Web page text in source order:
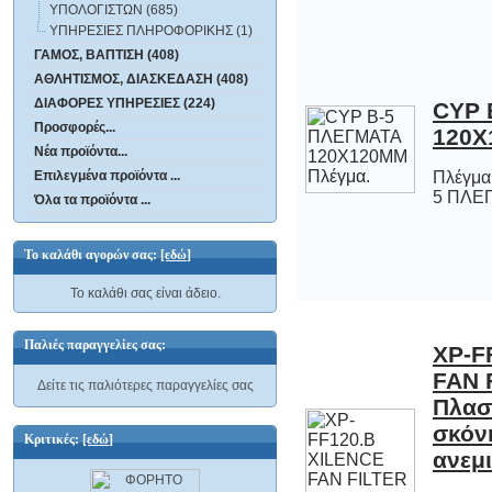
ΥΠΟΛΟΓΙΣΤΩΝ (685)
ΥΠΗΡΕΣΙΕΣ ΠΛΗΡΟΦΟΡΙΚΗΣ (1)
ΓΑΜΟΣ, ΒΑΠΤΙΣΗ (408)
ΑΘΛΗΤΙΣΜΟΣ, ΔΙΑΣΚΕΔΑΣΗ (408)
ΔΙΑΦΟΡΕΣ ΥΠΗΡΕΣΙΕΣ (224)
Προσφορές...
Νέα προϊόντα...
Επιλεγμένα προϊόντα ...
Όλα τα προϊόντα ...
Το καλάθι αγορών σας:[εδώ]
Το καλάθι σας είναι άδειο.
Παλιές παραγγελίες σας:
Δείτε τις παλιότερες παραγγελίες σας
Κριτικές:[εδώ]
CYP
5
XP-
FAN